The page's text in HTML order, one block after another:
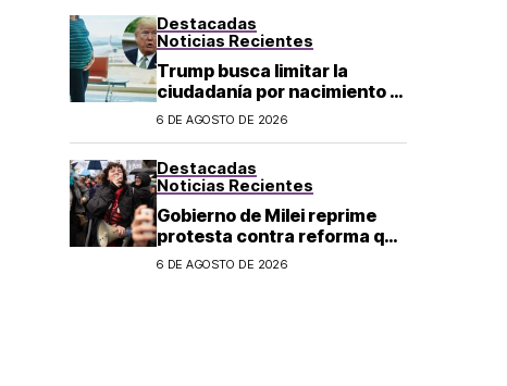
Destacadas
Noticias Recientes
Trump busca limitar la
ciudadanía por nacimiento y
el «turismo de parto» en EU;
6 DE AGOSTO DE 2026
Destacadas
Noticias Recientes
Gobierno de Milei reprime
protesta contra reforma que
permite la venta de tierra a
6 DE AGOSTO DE 2026